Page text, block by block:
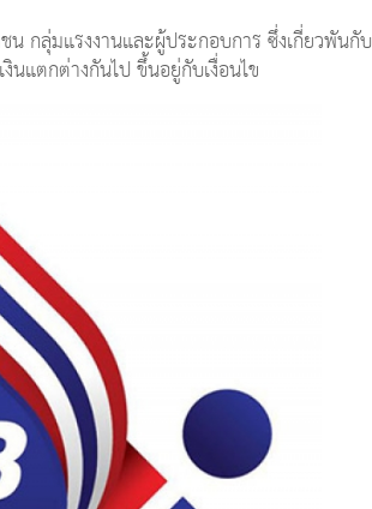
กลุ่มแรงงานและผู้ประกอบการ ซึ่งเกี่ยวพันกับ
แตกต่างกันไป ขึ้นอยู่กับเงื่อนไข